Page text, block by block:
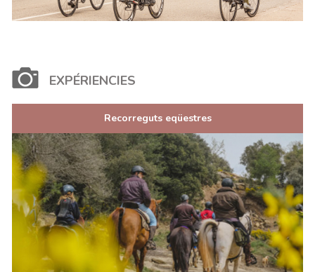
EXPÉRIENCIES
Recorreguts eqüestres